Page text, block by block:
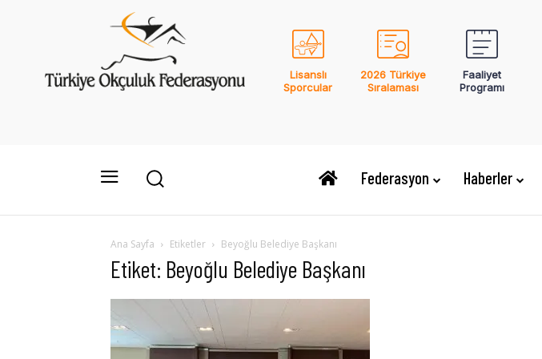
Lisanslı
Sporcular
2026 Türkiye
Sıralaması
Faaliyet
Programı
Federasyon Haberler
Ana Sayfa Etiketler Beyoğlu Belediye Başkanı
Etiket: Beyoğlu Belediye Başkanı